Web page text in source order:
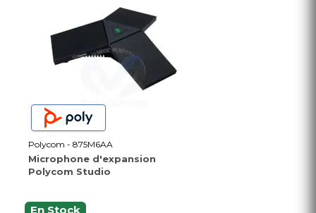
Polycom - 875M6AA
Microphone d'expansion
Polycom Studio
En Stock